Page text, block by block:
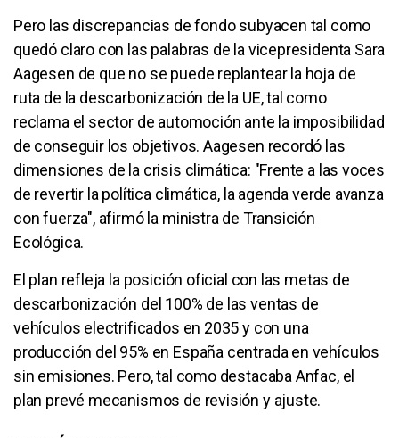
Pero las discrepancias de fondo subyacen tal como
quedó claro con las palabras de la vicepresidenta Sara
Aagesen de que no se puede replantear la hoja de
ruta de la descarbonización de la UE, tal como
reclama el sector de automoción ante la imposibilidad
de conseguir los objetivos. Aagesen recordó las
dimensiones de la crisis climática: "Frente a las voces
de revertir la política climática, la agenda verde avanza
con fuerza", afirmó la ministra de Transición
Ecológica.
El plan refleja la posición oficial con las metas de
descarbonización del 100% de las ventas de
vehículos electrificados en 2035 y con una
producción del 95% en España centrada en vehículos
sin emisiones. Pero, tal como destacaba Anfac, el
plan prevé mecanismos de revisión y ajuste.